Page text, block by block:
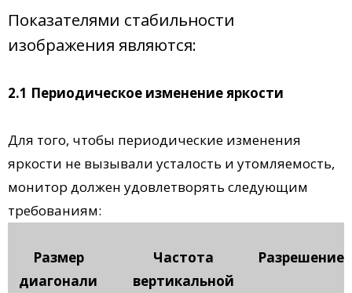
Показателями стабильности
изображения являются:
2.1 Периодическое изменение яркости
Для того, чтобы периодические изменения
яркости не вызывали усталость и утомляемость,
монитор должен удовлетворять следующим
требованиям:
Размер
диагонали
Частота
вертикальной
Разрешение